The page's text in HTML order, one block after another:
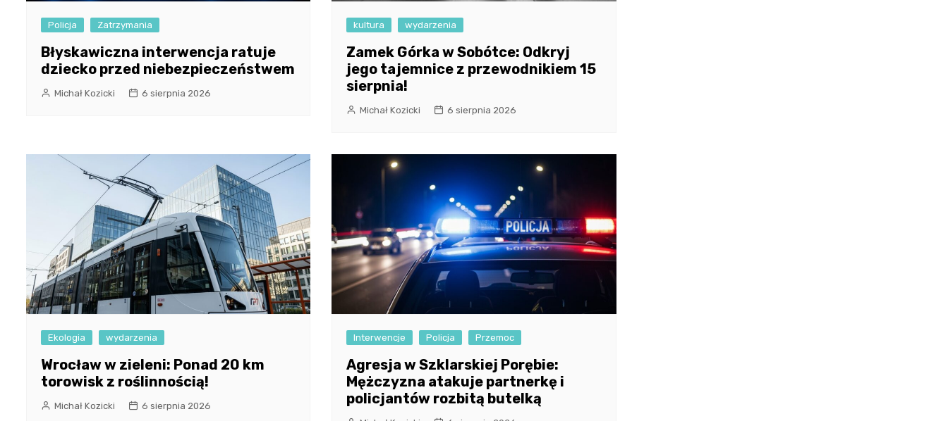
Policja Zatrzymania
Błyskawiczna interwencja ratuje
dziecko przed niebezpieczeństwem
Michał Kozicki 6 sierpnia 2026
kultura wydarzenia
Zamek Górka w Sobótce: Odkryj
jego tajemnice z przewodnikiem 15
sierpnia!
Michał Kozicki 6 sierpnia 2026
Ekologia wydarzenia
Wrocław w zieleni: Ponad 20 km
torowisk z roślinnością!
Michał Kozicki 6 sierpnia 2026
Interwencje Policja Przemoc
Agresja w Szklarskiej Porębie:
Mężczyzna atakuje partnerkę i
policjantów rozbitą butelką